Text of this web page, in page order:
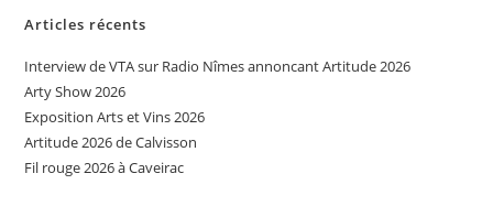
Articles récents
Interview de VTA sur Radio Nîmes annoncant Artitude 2026
Arty Show 2026
Exposition Arts et Vins 2026
Artitude 2026 de Calvisson
Fil rouge 2026 à Caveirac